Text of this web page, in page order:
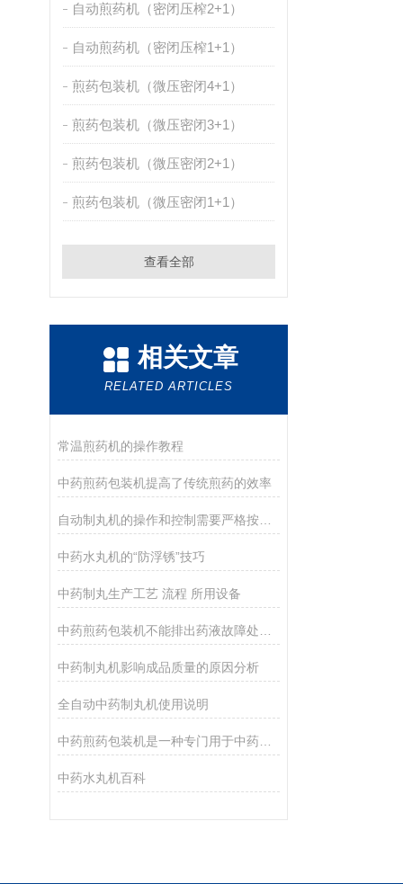
自动煎药机（密闭压榨2+1）
自动煎药机（密闭压榨1+1）
煎药包装机（微压密闭4+1）
煎药包装机（微压密闭3+1）
煎药包装机（微压密闭2+1）
煎药包装机（微压密闭1+1）
查看全部
相关文章
RELATED ARTICLES
常温煎药机的操作教程
中药煎药包装机提高了传统煎药的效率
自动制丸机的操作和控制需要严格按照说明书和操作规程进行
中药水丸机的“防浮锈”技巧
中药制丸生产工艺 流程 所用设备
中药制丸机影响成品质量的原因分析
全自动中药制丸机使用说明
中药水丸机百科